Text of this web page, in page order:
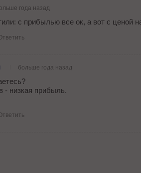
года назад
с прибылью все ок, а вот с ценой
больше года назад
- низкая прибыль.